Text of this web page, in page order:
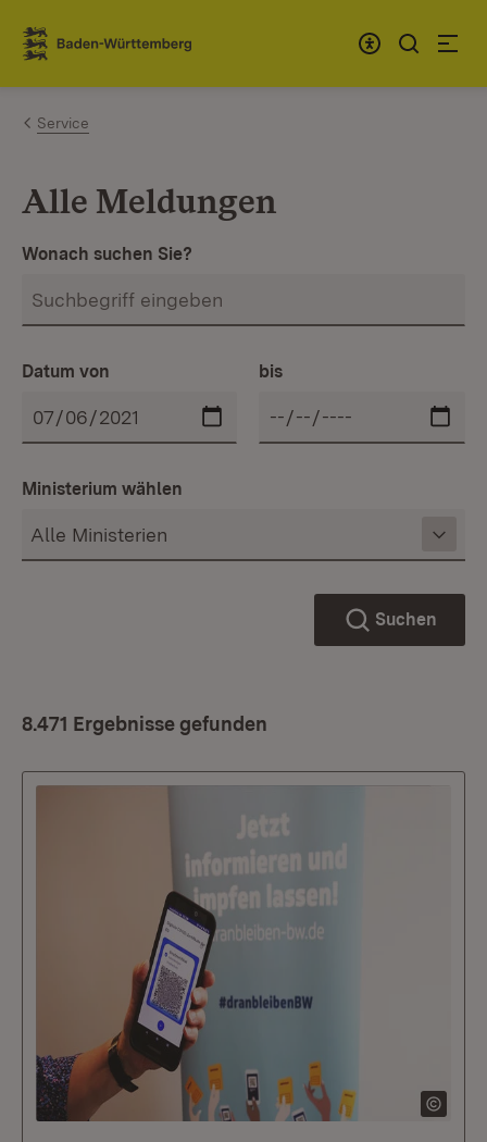
Zum Inhalt springen
Link zur Startseite
Service
Alle Meldungen
Wonach suchen Sie?
Datum von bis
Ministerium wählen
Suchen
8.471 Ergebnisse gefunden